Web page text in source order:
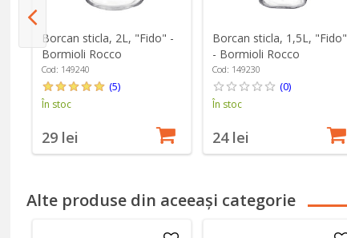
Borcan sticla, 2L, "Fido" -
Bormioli Rocco
Cod: 149240
(5)
În stoc
29 lei
Borcan sticla, 1,5L, "Fido"
- Bormioli Rocco
Cod: 149230
(0)
În stoc
24 lei
Alte produse din aceeași categorie